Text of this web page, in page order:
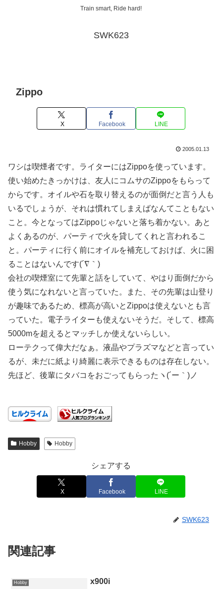
Train smart, Ride hard!
SWK623
Zippo
X Facebook LINE
2005.01.13
ワシは喫煙者です。ライターにはZippoを使っています。
使い始めたきっかけは、友人にコムサのZippoをもらって
からです。オイルや石を取り替えるのが面倒だと言う人も
いるでしょうが、それは慣れてしまえばなんてこともない
こと。今となってはZippoじゃないと落ち着かない。あと
よくあるのが、パーティで火を貸してくれと言われるこ
と。パーティに行く前にオイルを補充しておけば、火に困
ることはないんです(´∇｀)
会社の喫煙室にて先輩と話をしていて、やはり面倒だから
使う気になれないと言っていた。また、その先輩は山登り
が趣味であるため、標高が高いとZippoは使えないとも言
っていた。電子ライターも使えないそうだ。そして、標高
5000mを超えるとマッチしか使えないらしい。
ローテクって偉大だなぁ。液晶やプラズマなどと言ってい
るが、未だに紙より綺麗に表示できるものは存在しない。
先ほど、後輩にタバコをおごってもらったヽ(´ー｀)ノ
Hobby Hobby
シェアする
X Facebook LINE
SWK623
関連記事
Hobby x900i